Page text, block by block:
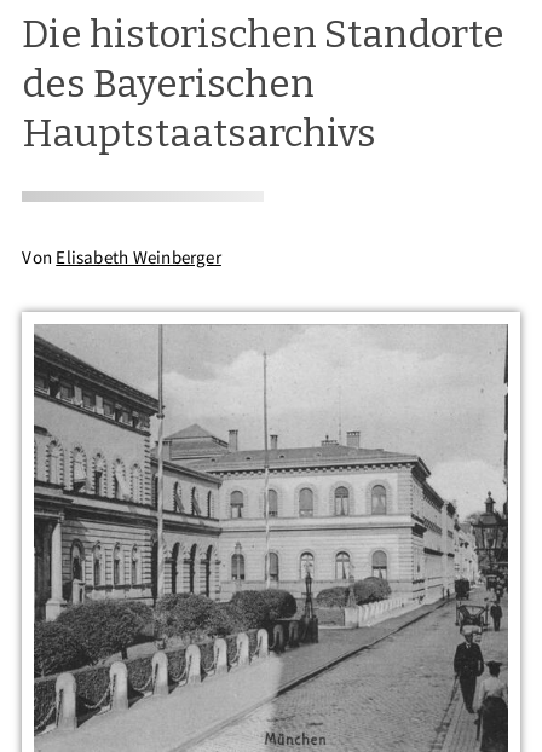
Die historischen Standorte
des Bayerischen
Hauptstaatsarchivs
Von Elisabeth Weinberger